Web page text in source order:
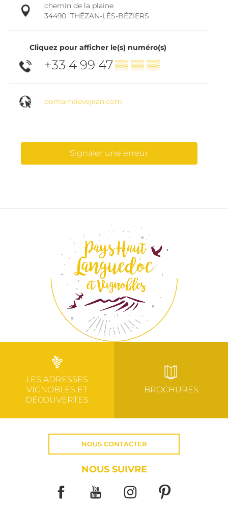
chemin de la plaine
34490 THÉZAN-LÈS-BÉZIERS
Cliquez pour afficher le(s) numéro(s)
+33 4 99 47▒▒ ▒▒ ▒▒
domainelevejean.com
Signaler une erreur
LES ADRESSES
VIGNOBLES ET
DÉCOUVERTES
BROCHURES
NOUS CONTACTER
NOUS SUIVRE